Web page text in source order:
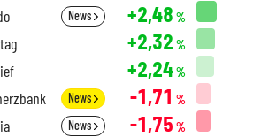
News +2,48 %
+2,32 %
+2,24%
News -1,71 %
News -1,75 %